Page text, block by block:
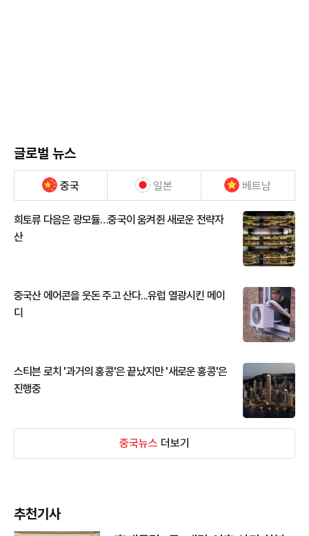
글로벌 뉴스
중국 일본 베트남
희토류 다음은 광모듈…중국이 움켜쥔 새로운 전략자
산
중국산 에어콘을 웃돈 주고 산다...유럽 열광시킨 메이
디
스티븐 로치 '과거의 홍콩'은 끝났지만 '새로운 홍콩'은
진행중
중국뉴스 더보기
추천기사